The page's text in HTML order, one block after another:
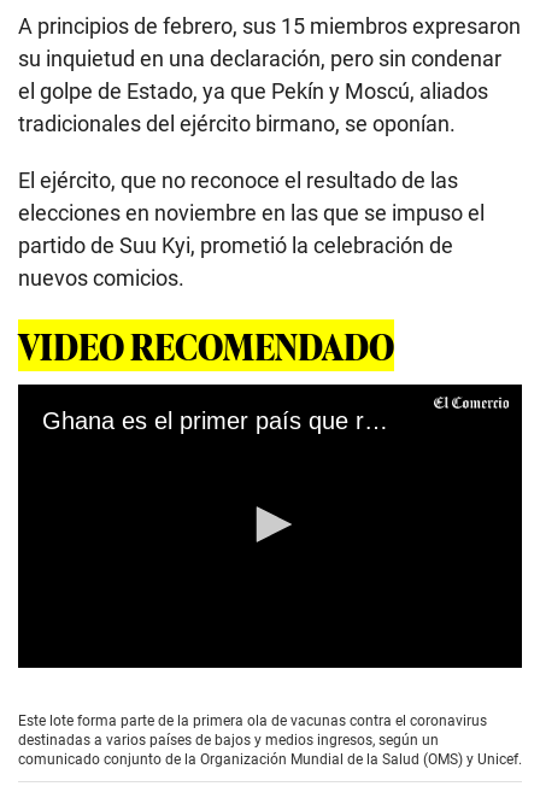
A principios de febrero, sus 15 miembros expresaron
su inquietud en una declaración, pero sin condenar
el golpe de Estado, ya que Pekín y Moscú, aliados
tradicionales del ejército birmano, se oponían.
El ejército, que no reconoce el resultado de las
elecciones en noviembre en las que se impuso el
partido de Suu Kyi, prometió la celebración de
nuevos comicios.
VIDEO RECOMENDADO
Ghana es el primer país que recibe un lote de vacunas por medio de COVAX
e
c
o
Este lote forma parte de la primera ola de vacunas contra el coronavirus
destinadas a varios países de bajos y medios ingresos, según un
comunicado conjunto de la Organización Mundial de la Salud (OMS) y Unicef.